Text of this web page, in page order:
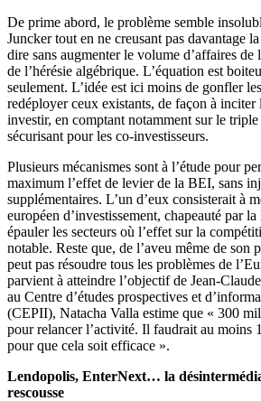
De prime abord, le problème semble
Juncker tout en ne creusant pas davantage
dire sans augmenter le volume d’affaires
de l’hérésie algébrique. L’équation est
seulement. L’idée est ici moins de gonfler
redéployer ceux existants, de façon à inciter
investir, en comptant notamment sur le
sécurisant pour les co-investisseurs.
Plusieurs mécanismes sont à l’étude pour
maximum l’effet de levier de la BEI, sans
supplémentaires. L’un d’eux consisterait à
européen d’investissement, chapeauté par
épauler les secteurs où l’effet sur la
notable. Reste que, de l’aveu même de son
peut pas résoudre tous les problèmes de
parvient à atteindre l’objectif de Jean-
au Centre d’études prospectives et
(CEPII), Natacha Valla estime que « 300
pour relancer l’activité. Il faudrait au moins
pour que cela soit efficace ».
Lendopolis, EnterNext… la
rescousse